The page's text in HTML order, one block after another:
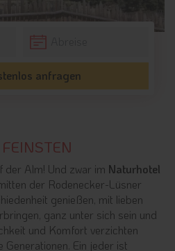
anfragen
der Alm! Und zwar im Naturhotel
der Rodenecker-Lüsner
genießen, mit lieben
ganz unter sich sein und
und Komfort verzichten
Generationen. Ein jeder ist